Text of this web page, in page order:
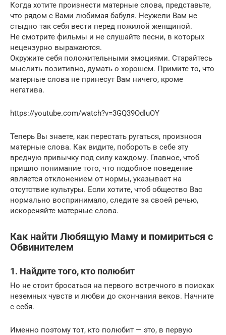
Когда хотите произнести матерные слова, представьте,
что рядом с Вами любимая бабуля. Неужели Вам не
стыдно так себя вести перед пожилой женщиной.
Не смотрите фильмы и не слушайте песни, в которых
нецензурно выражаются.
Окружите себя положительными эмоциями. Старайтесь
мыслить позитивно, думать о хорошем. Примите то, что
матерные слова не принесут Вам ничего, кроме
негатива.
https://youtube.com/watch?v=3GQ39OdluOY
Теперь Вы знаете, как перестать ругаться, произнося
матерные слова. Как видите, побороть в себе эту
вредную привычку под силу каждому. Главное, чтоб
пришло понимание того, что подобное поведение
является отклонением от нормы, указывает на
отсутствие культуры. Если хотите, чтоб общество Вас
нормально воспринимало, следите за своей речью,
искореняйте матерные слова.
Как найти Любящую Маму и помириться с
Обвинителем
1. Найдите того, кто полюбит
Но не стоит бросаться на первого встречного в поисках
неземных чувств и любви до скончания веков. Начните
с себя.
Именно поэтому тот, кто полюбит — это, в первую